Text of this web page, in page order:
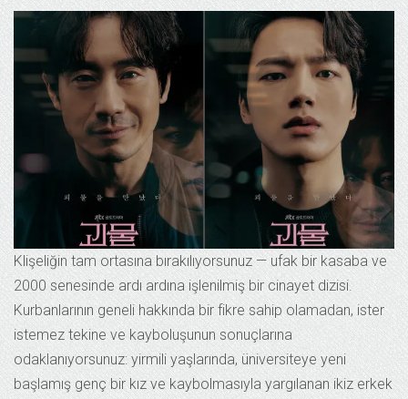
Klişeliğin tam ortasına bırakılıyorsunuz — ufak bir kasaba ve
2000 senesinde ardı ardına işlenilmiş bir cinayet dizisi.
Kurbanlarının geneli hakkında bir fikre sahip olamadan, ister
istemez tekine ve kayboluşunun sonuçlarına
odaklanıyorsunuz: yirmili yaşlarında, üniversiteye yeni
başlamış genç bir kız ve kaybolmasıyla yargılanan ikiz erkek